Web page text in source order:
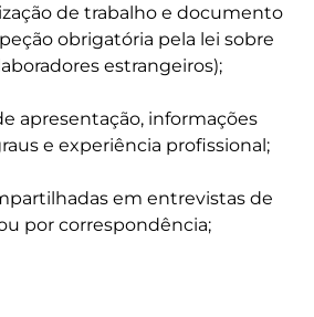
de trabalho e documento
obrigatória pela lei sobre
estrangeiros);
apresentação, informações
e experiência profissional;
em entrevistas de
por correspondência;